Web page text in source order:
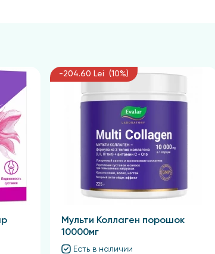
грудного вскармливания. Перед
L-аскорбиновая кислота (витамин С),
аморфный диоксид кремния и стеарат
-204.60 Lei (10%)
Мульти Коллаген порошок
10000мг
Есть в наличии